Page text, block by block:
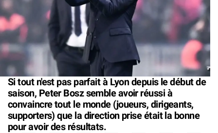
Si tout n'est pas parfait à Lyon depuis le début de
saison, Peter Bosz semble avoir réussi à
convaincre tout le monde (joueurs, dirigeants,
supporters) que la direction prise était la bonne
pour avoir des résultats.